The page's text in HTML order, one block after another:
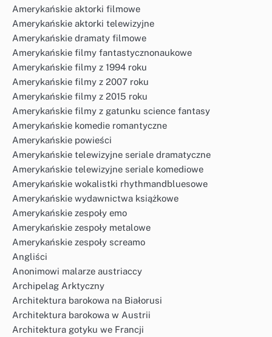
Amerykańskie aktorki filmowe
Amerykańskie aktorki telewizyjne
Amerykańskie dramaty filmowe
Amerykańskie filmy fantastycznonaukowe
Amerykańskie filmy z 1994 roku
Amerykańskie filmy z 2007 roku
Amerykańskie filmy z 2015 roku
Amerykańskie filmy z gatunku science fantasy
Amerykańskie komedie romantyczne
Amerykańskie powieści
Amerykańskie telewizyjne seriale dramatyczne
Amerykańskie telewizyjne seriale komediowe
Amerykańskie wokalistki rhythmandbluesowe
Amerykańskie wydawnictwa książkowe
Amerykańskie zespoły emo
Amerykańskie zespoły metalowe
Amerykańskie zespoły screamo
Angliści
Anonimowi malarze austriaccy
Archipelag Arktyczny
Architektura barokowa na Białorusi
Architektura barokowa w Austrii
Architektura gotyku we Francji